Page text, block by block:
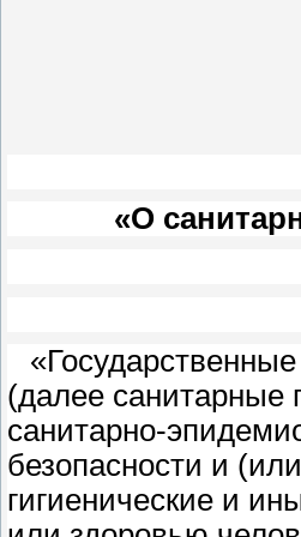
«О
(далее санитарные
санитарно-
безопасности и
гигиенические и